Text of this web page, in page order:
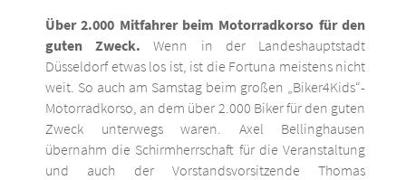
Über 2.000 Mitfahrer beim Motorradkorso für den
guten Zweck. Wenn in der Landeshauptstadt
Düsseldorf etwas los ist, ist die Fortuna meistens nicht
weit. So auch am Samstag beim großen „Biker4Kids“-
Motorradkorso, an dem über 2.000 Biker für den guten
Zweck unterwegs waren. Axel Bellinghausen
übernahm die Schirmherrschaft für die Veranstaltung
und auch der Vorstandsvorsitzende Thomas